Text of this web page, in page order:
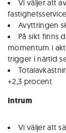
Vi väljer att
Avyttringen
På sikt finns
momentum i
trigger i närtid
+2,3 procent
Intrum
Vi väljer att